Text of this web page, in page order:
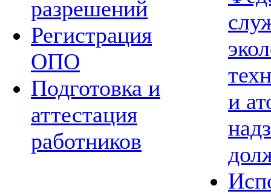
разрешений
Регистрация
ОПО
Подготовка и
аттестация
работников
и